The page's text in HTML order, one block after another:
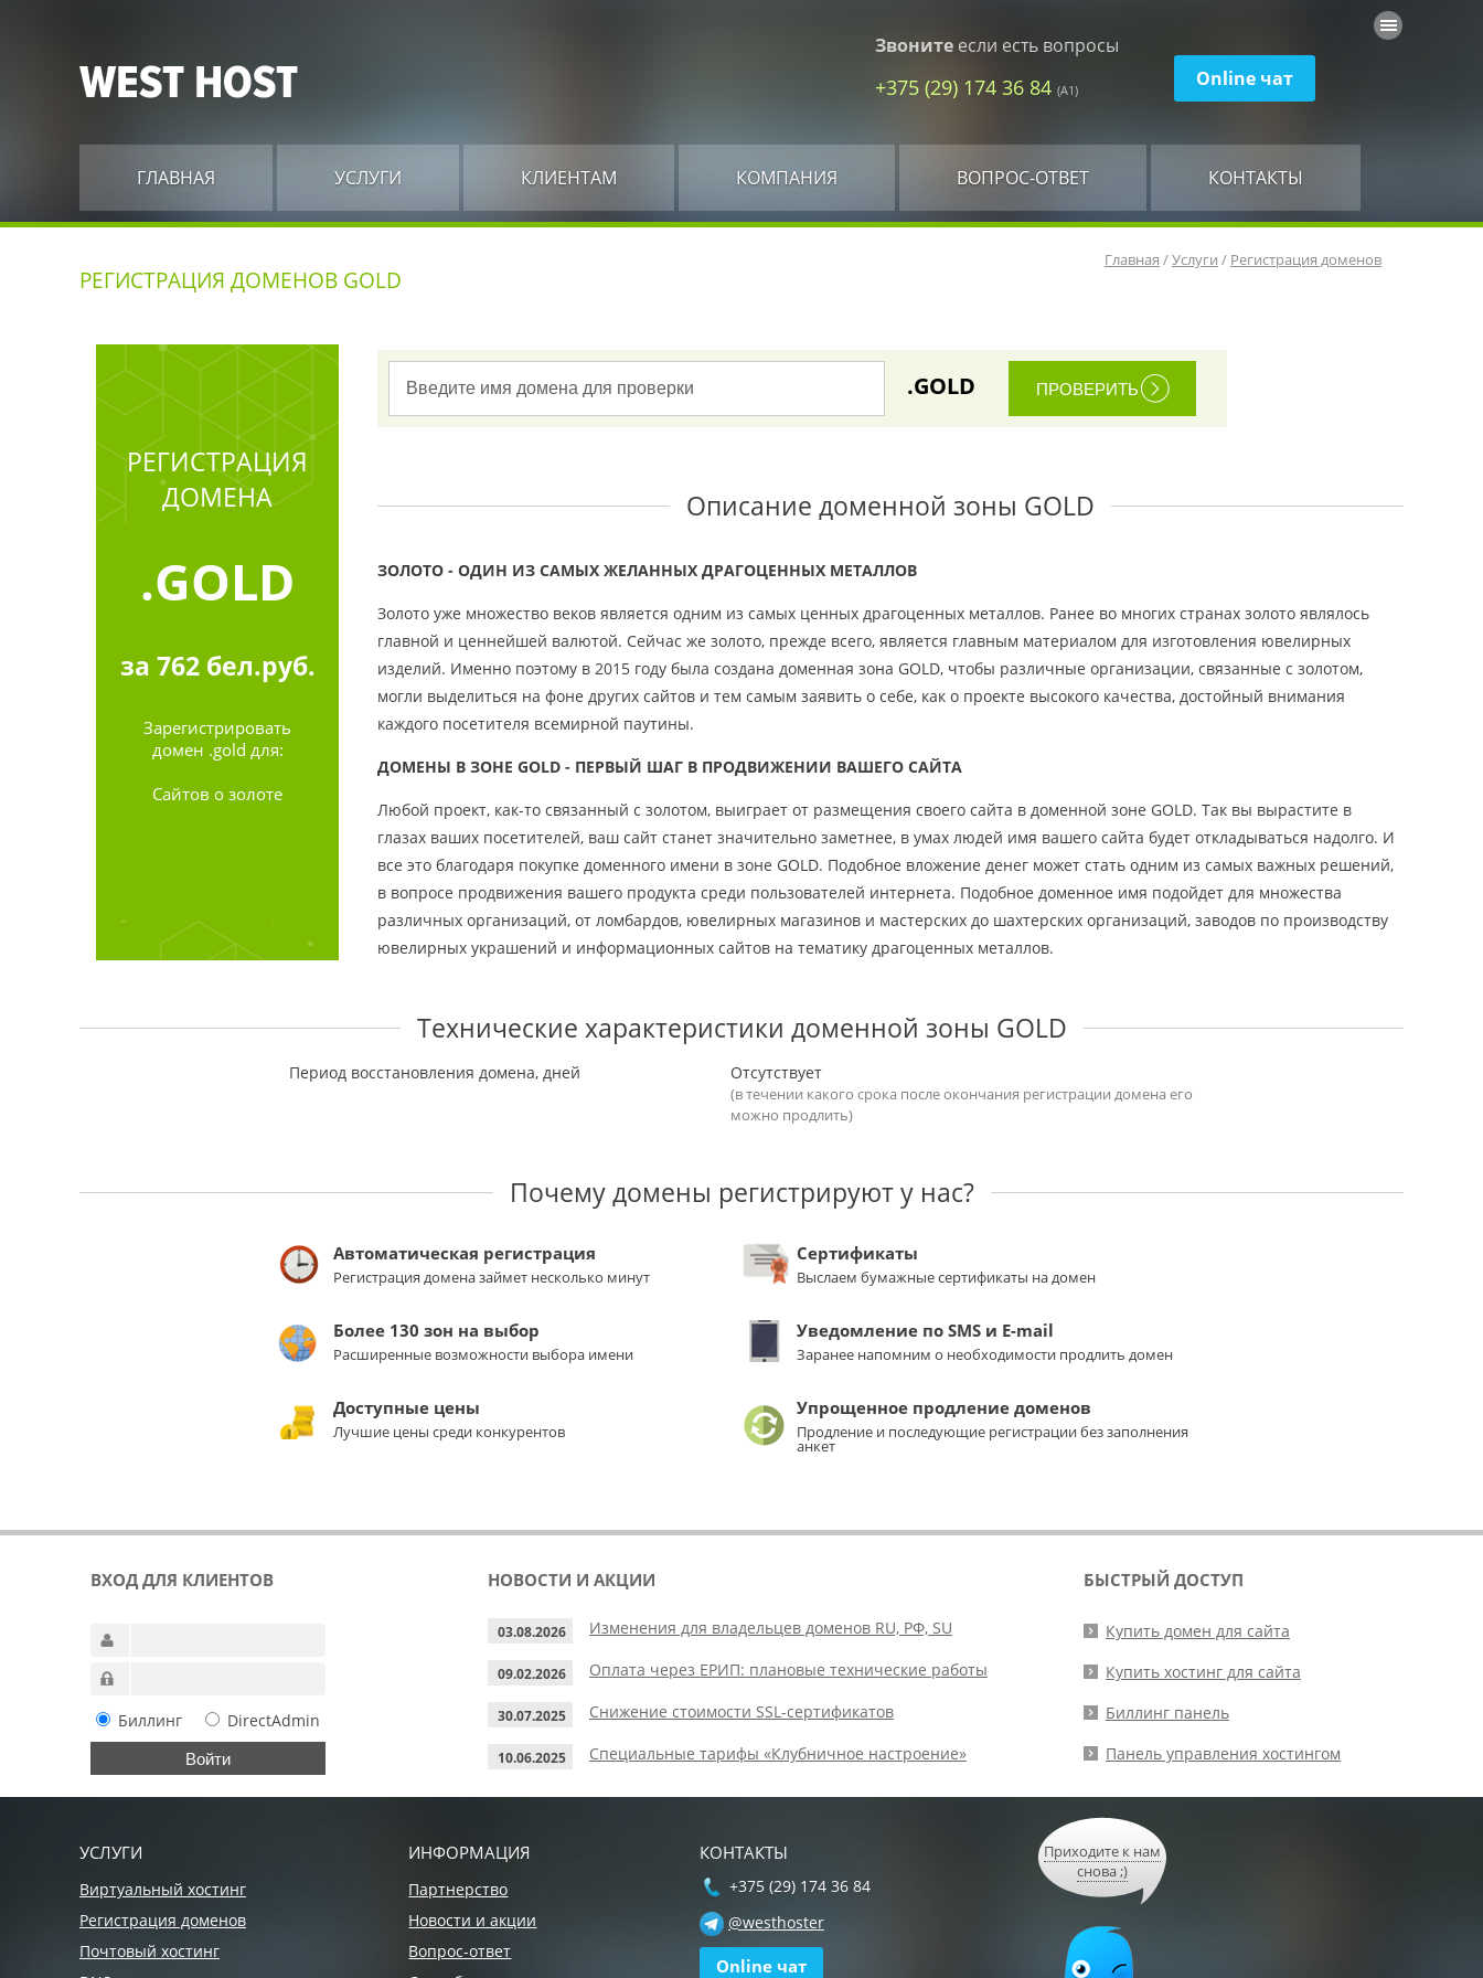
Звоните если есть вопросы
+375 (29) 174 36 84 (А1) Online чат
ГЛАВНАЯ УСЛУГИ КЛИЕНТАМ КОМПАНИЯ ВОПРОС-ОТВЕТ КОНТАКТЫ
Главная /Услуги / Регистрация доменов
РЕГИСТРАЦИЯ ДОМЕНОВ GOLD
РЕГИСТРАЦИЯ
ДОМЕНА
.GOLD
за 762бел.руб.
Зарегистрировать
домен .gold для:
Сайтов о золоте
.GOLD
Описание доменной зоны GOLD
ЗОЛОТО - ОДИН ИЗ САМЫХ ЖЕЛАННЫХ ДРАГОЦЕННЫХ МЕТАЛЛОВ
Золото уже множество веков является одним из самых ценных драгоценных металлов. Ранее во многих странах золото являлось
главной и ценнейшей валютой. Сейчас же золото, прежде всего, является главным материалом для изготовления ювелирных
изделий. Именно поэтому в 2015 году была создана доменная зона GOLD, чтобы различные организации, связанные с золотом,
могли выделиться на фоне других сайтов и тем самым заявить о себе, как о проекте высокого качества, достойный внимания
каждого посетителя всемирной паутины.
ДОМЕНЫ В ЗОНЕ GOLD - ПЕРВЫЙ ШАГ В ПРОДВИЖЕНИИ ВАШЕГО САЙТА
Любой проект, как-то связанный с золотом, выиграет от размещения своего сайта в доменной зоне GOLD. Так вы вырастите в
глазах ваших посетителей, ваш сайт станет значительно заметнее, в умах людей имя вашего сайта будет откладываться надолго. И
все это благодаря покупке доменного имени в зоне GOLD. Подобное вложение денег может стать одним из самых важных решений,
в вопросе продвижения вашего продукта среди пользователей интернета. Подобное доменное имя подойдет для множества
различных организаций, от ломбардов, ювелирных магазинов и мастерских до шахтерских организаций, заводов по производству
ювелирных украшений и информационных сайтов на тематику драгоценных металлов.
Технические характеристики доменной зоны GOLD
Период восстановления домена, дней Отсутствует
(в течении какого срока после окончания регистрации домена его
можно продлить)
Почему домены регистрируют у нас?
Автоматическая регистрация
Регистрация домена займет несколько минут
Сертификаты
Выслаем бумажные сертификаты на домен
Более 130 зон на выбор
Расширенные возможности выбора имени
Уведомление по SMS и E-mail
Заранее напомним о необходимости продлить домен
Доступные цены
Лучшие цены среди конкурентов
Упрощенное продление доменов
Продление и последующие регистрации без заполнения
анкет
ВХОД ДЛЯ КЛИЕНТОВ
Биллинг DirectAdmin
НОВОСТИ И АКЦИИ
03.08.2026 Изменения для владельцев доменов RU, РФ, SU
09.02.2026 Оплата через ЕРИП: плановые технические работы
30.07.2025 Снижение стоимости SSL-сертификатов
10.06.2025 Специальные тарифы «Клубничное настроение»
БЫСТРЫЙ ДОСТУП
Купить домен для сайта
Купить хостинг для сайта
Биллинг панель
Панель управления хостингом
УСЛУГИ
Виртуальный хостинг
Регистрация доменов
Почтовый хостинг
ИНФОРМАЦИЯ
Партнерство
Новости и акции
Вопрос-ответ
КОНТАКТЫ
+375 (29) 174 36 84
@westhoster
Online чат
Приходите к нам
снова ;)